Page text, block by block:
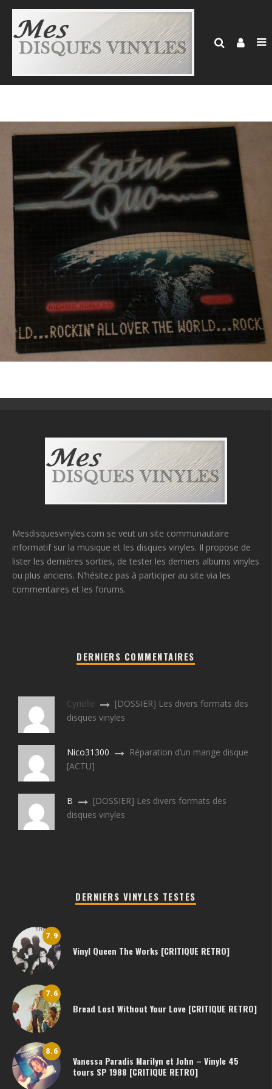
Mesdisquesvinyles.com se veut un site communautaire
informatif sur la musique et les disques vinyles. Il propose de
lister les dernières sorties, de tester les derniers albums vinyles
ou plus anciens. N’hésitez pas à participer au site via les
commentaires et les forums.
DERNIERS COMMENTAIRES
Cyrielle
[DOSSIER] Les divers formats des
disques vinyles
Nico31300
Réparation d’un mange disque
[ACTU]
B
[DOSSIER] Les divers formats des
disques vinyles
DERNIERS VINYLES TESTES
7.9
Vinyl Queen The Works [CRITIQUE RETRO]
7.6
Bread Lost Without Your Love [CRITIQUE RETRO]
8.6
Vanessa Paradis Marilyn et John – Vinyle 45
tours SP 1988 [CRITIQUE RETRO]